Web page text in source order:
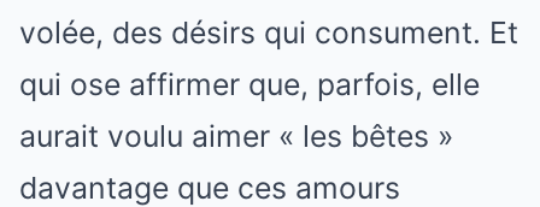
volée, des désirs qui consument. Et
qui ose affirmer que, parfois, elle
aurait voulu aimer « les bêtes »
davantage que ces amours